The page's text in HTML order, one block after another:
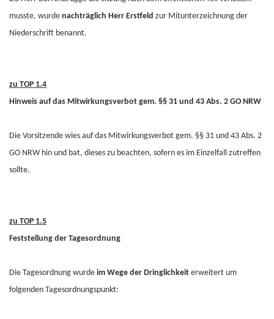
musste, wurde nachträglich Herr Erstfeld zur Mitunterzeichnung der
Niederschrift benannt.
zu TOP 1.4
Hinweis auf das Mitwirkungsverbot gem. §§ 31 und 43 Abs. 2 GO NRW
Die Vorsitzende wies auf das Mitwirkungsverbot gem. §§ 31 und 43 Abs. 2
GO NRW hin und bat, dieses zu beachten, sofern es im Einzelfall zutreffen
sollte.
zu TOP 1.5
Feststellung der Tagesordnung
Die Tagesordnung wurde im Wege der Dringlichkeit erweitert um
folgenden Tagesordnungspunkt: